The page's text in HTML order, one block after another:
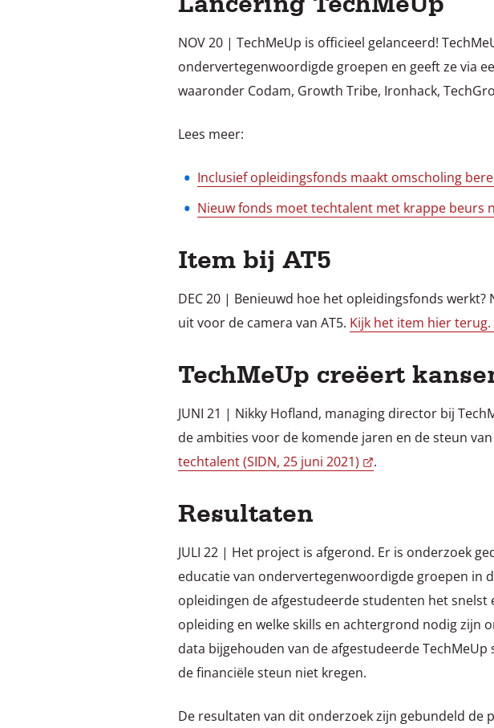
NOV 20 | TechMeUp is officieel gelanceerd!
ondervertegenwoordigde groepen en geeft ze via
waaronder Codam, Growth Tribe, Ironhack,
Lees meer:
Inclusief opleidingsfonds maakt omscholing
Nieuw fonds moet techtalent met krappe beurs
Item bij AT5
DEC 20 | Benieuwd hoe het opleidingsfonds
uit voor de camera van AT5. Kijk het item hier terug.
TechMeUp creëert
JUNI 21 | Nikky Hofland, managing director bij
de ambities voor de komende jaren en de steun
techtalent (SIDN, 25 juni 2021)
.
Resultaten
JULI 22 | Het project is afgerond. Er is onderzoek
educatie van ondervertegenwoordigde groepen in
opleidingen de afgestudeerde studenten het
opleiding en welke skills en achtergrond nodig zijn
data bijgehouden van de afgestudeerde
de financiële steun niet kregen.
De resultaten van dit onderzoek zijn gebundeld de